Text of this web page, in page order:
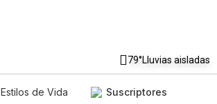
79°Lluvias aisladas
Estilos de Vida
Suscriptores